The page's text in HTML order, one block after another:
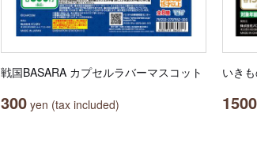
戦国BASARA カプセルラバーマスコット
300 yen (tax included)
いき
1500